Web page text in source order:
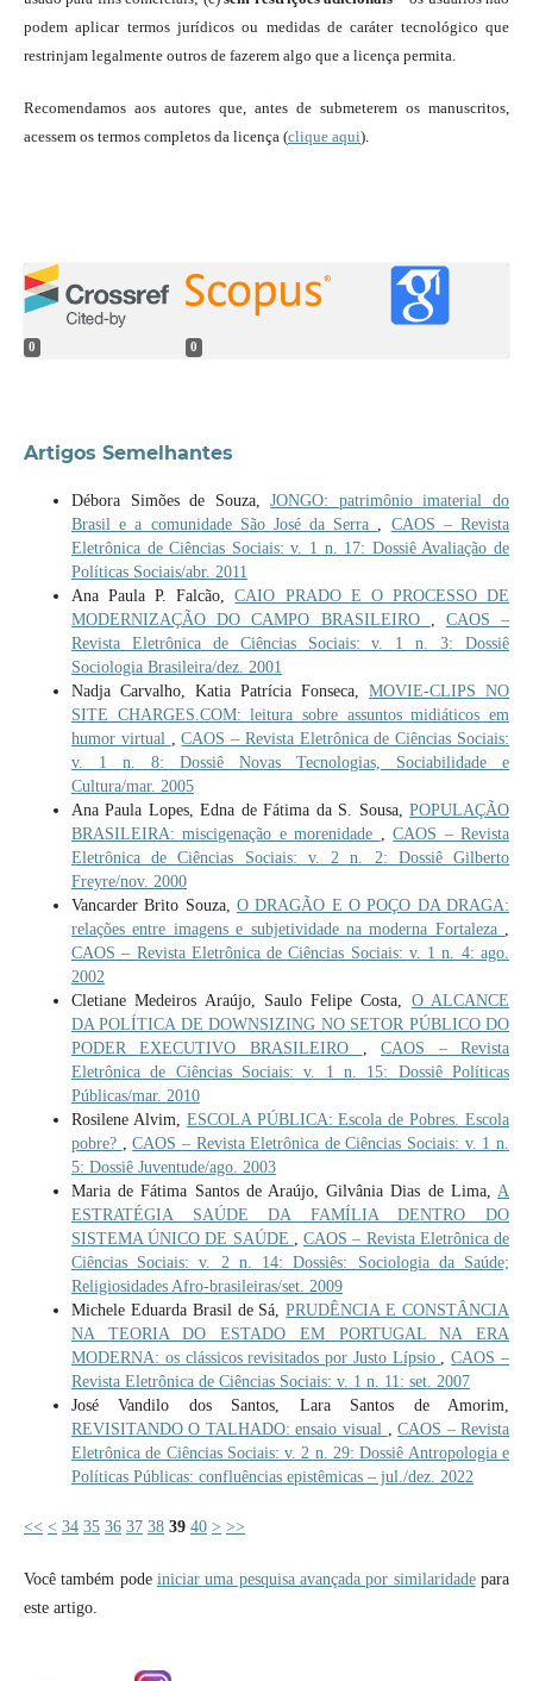
podem aplicar termos jurídicos ou medidas de caráter tecnológico que
restrinjam legalmente outros de fazerem algo que a licença permita.
Recomendamos aos autores que, antes de submeterem os manuscritos,
acessem os termos completos da licença (clique aqui).
0 0
Artigos Semelhantes
Débora Simões de Souza,JONGO: patrimônio imaterial do
Brasil e a comunidade São José da Serra
CAOS – Revista
Eletrônica de Ciências Sociais: v. 1 n. 17: Dossiê Avaliação de
Políticas Sociais/abr. 2011
Ana Paula P. Falcão,CAIO PRADO E O PROCESSO DE
MODERNIZAÇÃO DO CAMPO BRASILEIRO
CAOS –
Revista Eletrônica de Ciências Sociais: v. 1 n. 3: Dossiê
Sociologia Brasileira/dez. 2001
Nadja Carvalho, Katia Patrícia Fonseca,MOVIE-CLIPS NO
SITE CHARGES.COM: leitura sobre assuntos midiáticos em
humor virtual
,CAOS – Revista Eletrônica de Ciências Sociais:
v. 1 n. 8: Dossiê Novas Tecnologias, Sociabilidade e
Cultura/mar. 2005
Ana Paula Lopes, Edna de Fátima da S. Sousa,POPULAÇÃO
BRASILEIRA: miscigenação e morenidade
,CAOS – Revista
Eletrônica de Ciências Sociais: v. 2 n. 2: Dossiê Gilberto
Freyre/nov. 2000
Vancarder Brito Souza, O DRAGÃO E O POÇO DA DRAGA:
relações entre imagens e subjetividade na moderna Fortaleza
CAOS – Revista Eletrônica de Ciências Sociais: v. 1 n. 4: ago.
2002
Cletiane Medeiros Araújo, Saulo Felipe Costa, O ALCANCE
DA POLÍTICA DE DOWNSIZING NO SETOR PÚBLICO DO
PODER EXECUTIVO BRASILEIRO
,CAOS – Revista
Eletrônica de Ciências Sociais: v. 1 n. 15: Dossiê Políticas
Públicas/mar. 2010
Rosilene Alvim, ESCOLA PÚBLICA: Escola de Pobres. Escola
pobre?
,CAOS – Revista Eletrônica de Ciências Sociais: v. 1 n.
5: Dossiê Juventude/ago. 2003
Maria de Fátima Santos de Araújo, Gilvânia Dias de Lima, A
ESTRATÉGIA SAÚDE DA FAMÍLIA DENTRO DO
SISTEMA ÚNICO DE SAÚDE
,CAOS – Revista Eletrônica de
Ciências Sociais: v. 2 n. 14: Dossiês: Sociologia da Saúde;
Religiosidades Afro-brasileiras/set. 2009
Michele Eduarda Brasil de Sá,PRUDÊNCIA E CONSTÂNCIA
NA TEORIA DO ESTADO EM PORTUGAL NA ERA
MODERNA: os clássicos revisitados por Justo Lípsio
,CAOS –
Revista Eletrônica de Ciências Sociais: v. 1 n. 11: set. 2007
José Vandilo dos Santos, Lara Santos de Amorim,
REVISITANDO O TALHADO: ensaio visual
,CAOS – Revista
Eletrônica de Ciências Sociais: v. 2 n. 29: Dossiê Antropologia e
Políticas Públicas: confluências epistêmicas – jul./dez. 2022
<< < 34 35 36 37 38 39 40 > >>
Você também pode iniciar uma pesquisa avançada por similaridadepara
este artigo.